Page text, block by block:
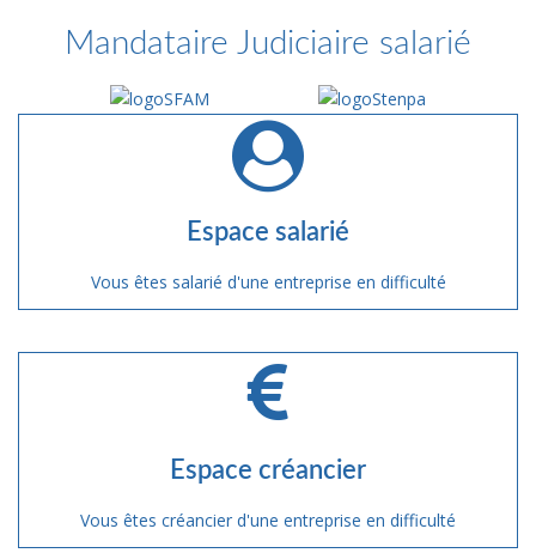
Mandataire Judiciaire salarié
Espace salarié
Vous êtes salarié d'une entreprise en difficulté
Espace créancier
Vous êtes créancier d'une entreprise en difficulté